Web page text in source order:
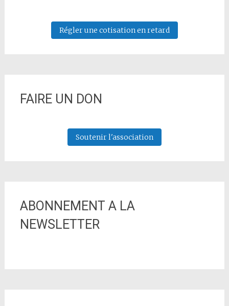
Régler une cotisation en retard
FAIRE UN DON
Soutenir l'association
ABONNEMENT A LA
NEWSLETTER